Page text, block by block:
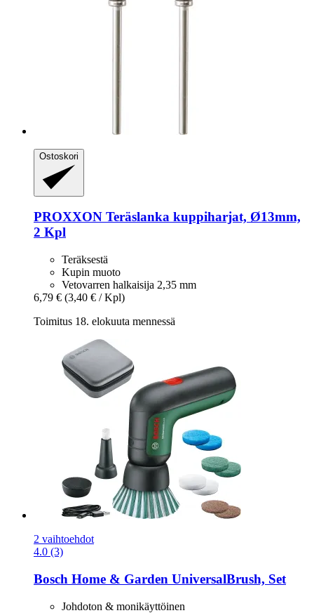
Ostoskori
PROXXON Teräslanka kuppiharjat, Ø13mm,
2 Kpl
Teräksestä
Kupin muoto
Vetovarren halkaisija 2,35 mm
6,79 € (3,40 € / Kpl)
Toimitus 18. elokuuta mennessä
2 vaihtoehdot
4.0 (3)
Bosch Home & Garden UniversalBrush, Set
Johdoton & monikäyttöinen